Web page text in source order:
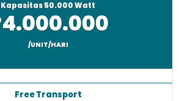
Kapasitas 50.000 Watt
4.000.000